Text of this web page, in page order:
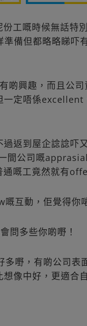
工嘅時候無話特
備但都略略睇吓
興趣，而且公司
一定唔係excellent
返到屋企諗諗吓
間公司嘅
嘅工竟然就有
互動，佢覺得你
問多些你啲嘢！
多嘢，有啲公司
像中好，更適合